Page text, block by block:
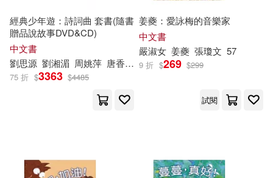
經典少年遊：詩詞曲 套書(隨書
贈品說故事DVD&CD)
中文書
劉思源 劉湘湄 周姚萍 唐香燕 嚴淑女 岑澎維
75 折 $3363 $4485
姜夔：愛詠梅的音樂家
中文書
嚴淑女 姜夔 張瓊文 57
9 折 $269 $299
試閱